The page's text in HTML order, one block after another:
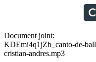
Document joint:
KDEmi4q1jZb_canto-de-
cristian-andres.mp3